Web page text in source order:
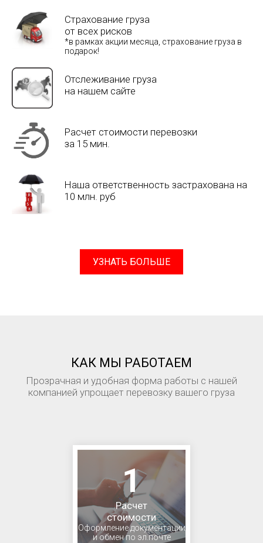
Страхование груза
от всех рисков
*в рамках акции месяца, страхование груза в
подарок!
Отслеживание груза
на нашем сайте
Расчет стоимости перевозки
за 15 мин.
Наша ответственность застрахована на
10 млн. руб
УЗНАТЬ БОЛЬШЕ
КАК МЫ РАБОТАЕМ
Прозрачная и удобная форма работы с нашей
компанией упрощает перевозку вашего груза
1
Расчет
стоимости
Оформление документации
и обмен по эл.почте